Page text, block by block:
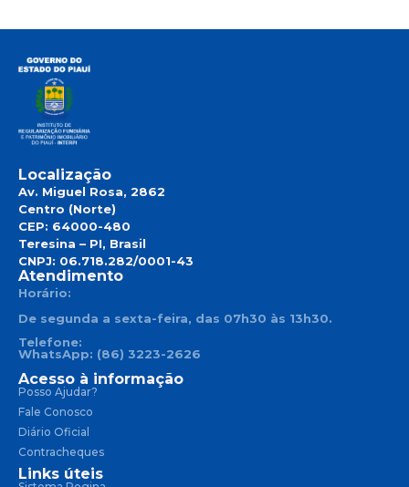
Localização
Av. Miguel Rosa, 2862
Centro (Norte)
CEP: 64000-480
Teresina – PI, Brasil
CNPJ: 06.718.282/0001-43
Atendimento
Horário:
De segunda a sexta-feira, das 07h30 às 13h30.
Telefone:
WhatsApp: (86) 3223-2626
Acesso à informação
Posso Ajudar?
Fale Conosco
Diário Oficial
Contracheques
Links úteis